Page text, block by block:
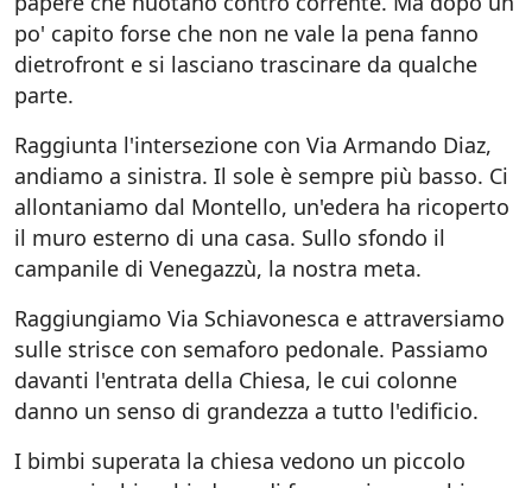
po' capito forse che non ne vale la pena fanno
dietrofront e si lasciano trascinare da qualche
parte.
Raggiunta l'intersezione con Via Armando Diaz,
andiamo a sinistra. Il sole è sempre più basso. Ci
allontaniamo dal Montello, un'edera ha ricoperto
il muro esterno di una casa. Sullo sfondo il
campanile di Venegazzù, la nostra meta.
Raggiungiamo Via Schiavonesca e attraversiamo
sulle strisce con semaforo pedonale. Passiamo
davanti l'entrata della Chiesa, le cui colonne
danno un senso di grandezza a tutto l'edificio.
I bimbi superata la chiesa vedono un piccolo